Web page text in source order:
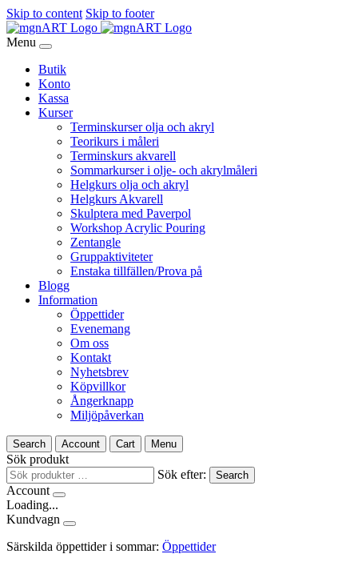
Skip to content Skip to footer
Menu
Butik
Konto
Kassa
Kurser
Terminskurser olja och akryl
Teorikurs i måleri
Terminskurs akvarell
Sommarkurser i olje- och akrylmåleri
Helgkurs olja och akryl
Helgkurs Akvarell
Skulptera med Paverpol
Workshop Acrylic Pouring
Zentangle
Gruppaktiviteter
Enstaka tillfällen/Prova på
Blogg
Information
Öppettider
Evenemang
Om oss
Kontakt
Nyhetsbrev
Köpvillkor
Ångerknapp
Miljöpåverkan
Search Account Cart Menu
Sök produkt
Sök efter:
Search
Account
Loading...
Kundvagn
Särskilda öppettider i sommar: Öppettider